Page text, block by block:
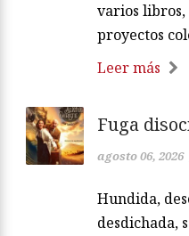
varios libros,
proyectos
Leer más
Fuga
agosto 06, 2026
Hundida,
desdichada,